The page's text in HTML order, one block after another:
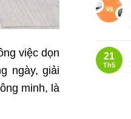
việc dọn
ngày, giải
minh, là
21
Th5